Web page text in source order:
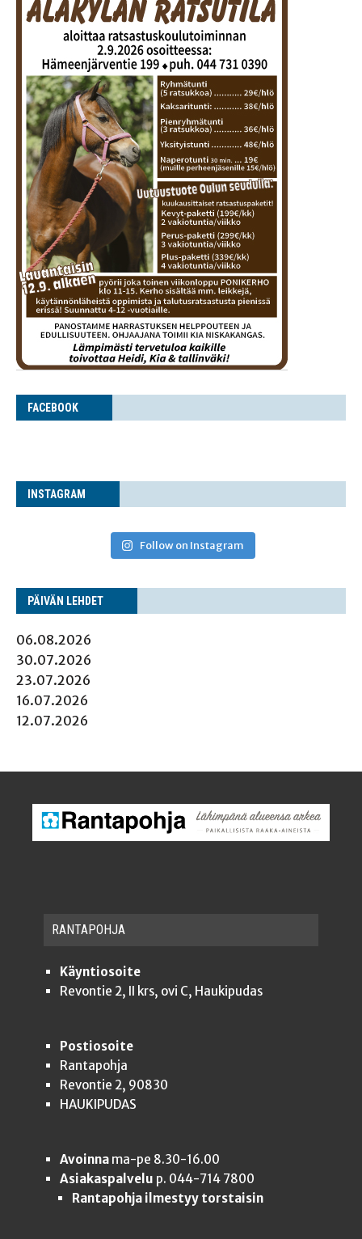
FACE­BOOK
INS­TA­GRAM
Follow on Instagram
PÄI­VÄN LEHDET
06.08.2026
30.07.2026
23.07.2026
16.07.2026
12.07.2026
RAN­TA­POH­JA
Käyntiosoite
Revontie 2, II krs, ovi C, Haukipudas
Postiosoite
Rantapohja
Revontie 2, 90830
HAUKIPUDAS
Avoinnama-pe 8.30-16.00
Asiakaspalvelu p. 044-714 7800
Rantapohja ilmestyy torstaisin